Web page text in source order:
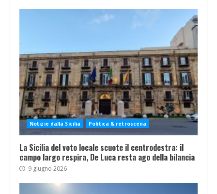
Notizie dalla Sicilia Politica & retroscena
La Sicilia del voto locale scuote il centrodestra: il
campo largo respira, De Luca resta ago della bilancia
9 giugno 2026